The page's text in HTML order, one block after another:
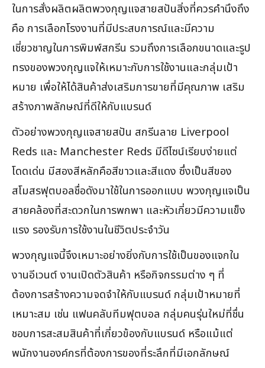
ในการสั่งผลิตผลิตพวงกุญแจสายสปันสิ่งที่ควรคำนึงถึง
คือ การเลือกโรงงานที่มีประสบการณ์และมีความ
เชี่ยวชาญในการพิมพ์สกรีน รวมถึงการเลือกขนาดและรูป
ทรงของพวงกุญแจให้เหมาะกับการใช้งานและกลุ่มเป้า
หมาย เพื่อให้ได้สินค้าส่งเสริมการขายที่มีคุณภาพ เสริม
สร้างภาพลักษณ์ที่ดีให้กับแบรนด์
ตัวอย่างพวงกุญแจสายสปัน สกรีนลาย Liverpool
Reds และ Manchester Reds มีดีไซน์เรียบง่ายแต่
โดดเด่น มีสองสีหลักคือสีขาวและสีแดง ซึ่งเป็นสีของ
สโมสรฟุตบอลชื่อดังมาใช้ในการออกแบบ พวงกุญแจเป็น
สายคล้องที่สะดวกในการพกพา และหัวเกี่ยวมีความแข็ง
แรง รองรับการใช้งานในชีวิตประจำวัน
พวงกุญแจนี้จึงเหมาะอย่างยิ่งกับการใช้เป็นของแจกใน
งานอีเวนต์ งานเปิดตัวสินค้า หรือกิจกรรมต่าง ๆ ที่
ต้องการสร้างความจดจำให้กับแบรนด์ กลุ่มเป้าหมายที่
เหมาะสม เช่น แฟนคลับทีมฟุตบอล กลุ่มคนรุ่นใหม่ที่ชื่น
ชอบการสะสมสินค้าที่เกี่ยวข้องกับแบรนด์ หรือแม้แต่
พนักงานองค์กรที่ต้องการของที่ระลึกที่มีเอกลักษณ์